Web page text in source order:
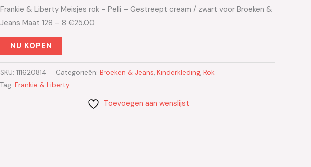
Frankie & Liberty Meisjes rok – Pelli – Gestreept cream / zwart voor Broeken &
Jeans Maat 128 – 8 €25.00
NU KOPEN
SKU: 111620814 Categorieën: Broeken & Jeans, Kinderkleding, Rok
Tag: Frankie & Liberty
Toevoegen aan wenslijst